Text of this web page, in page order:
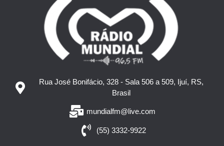
Rua José Bonifácio, 328 - Sala 506 a 509, Ijuí, RS,
Brasil
mundialfm@live.com
(55) 3332-9922